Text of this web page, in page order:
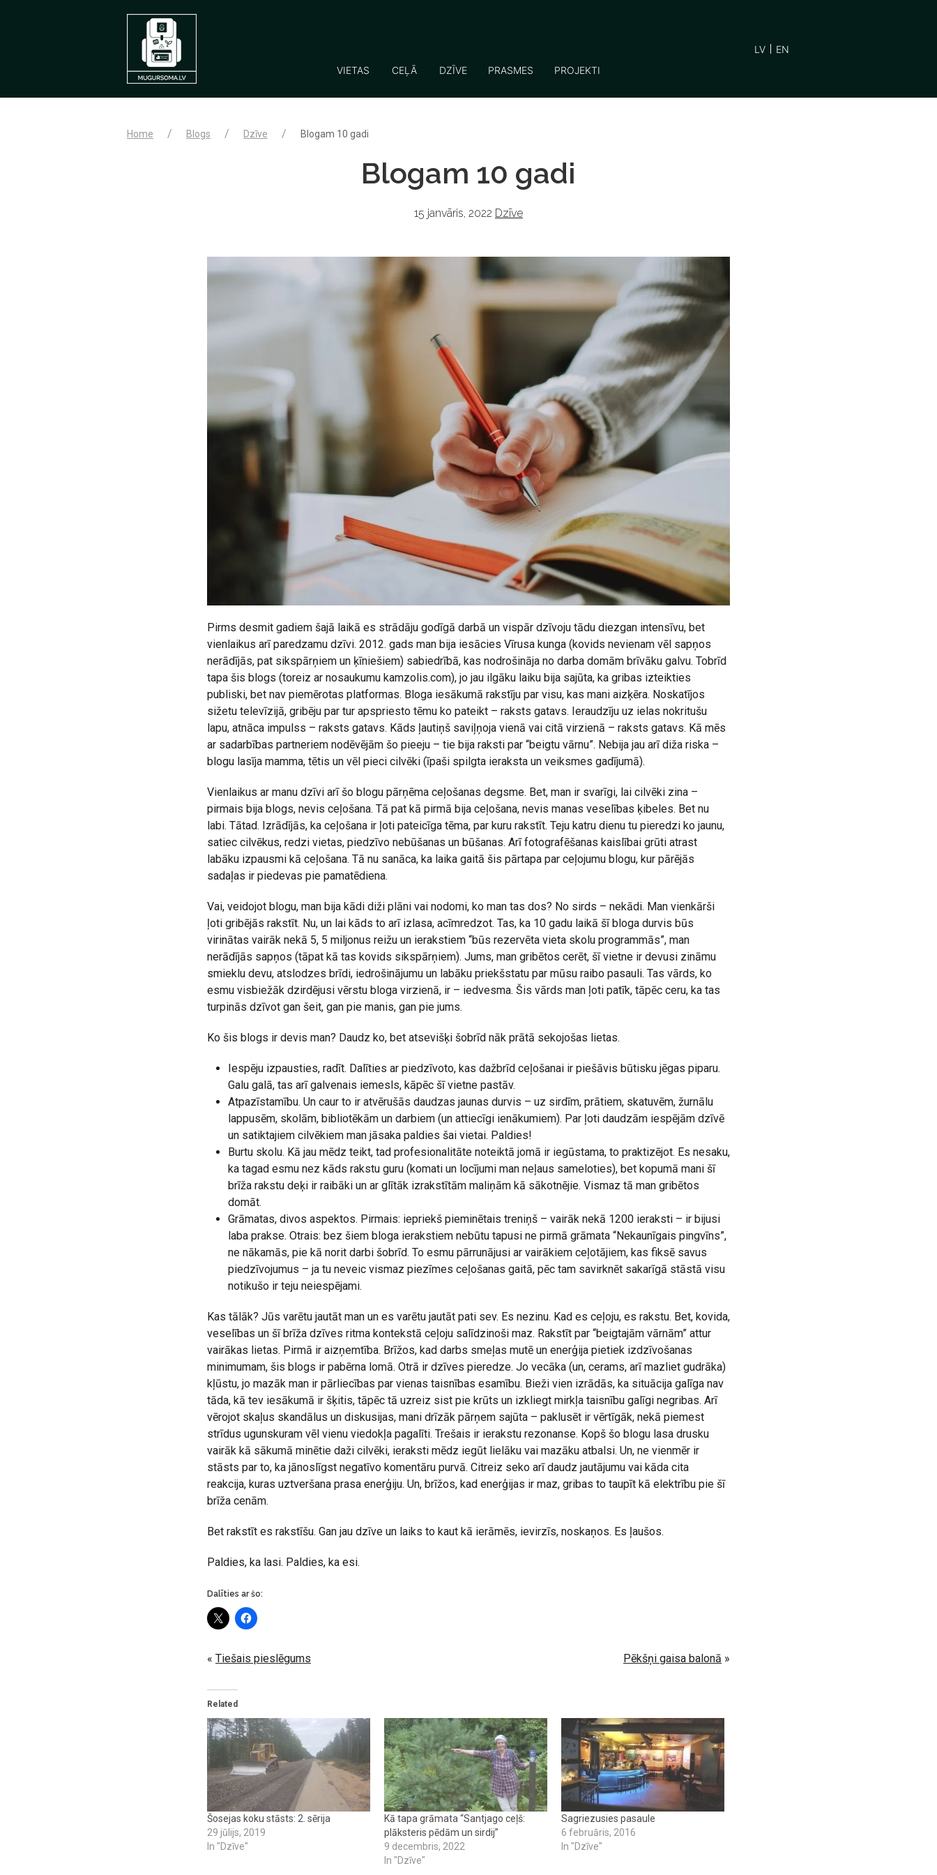
VIETAS CEĻĀ DZĪVE PRASMES PROJEKTI
LV EN
Home Blogs Dzīve Blogam 10 gadi
Blogam 10 gadi
15 janvāris, 2022 Dzīve
Pirms desmit gadiem šajā laikā es strādāju godīgā darbā un vispār dzīvoju tādu diezgan intensīvu, bet
vienlaikus arī paredzamu dzīvi. 2012. gads man bija iesācies Vīrusa kunga (kovids nevienam vēl sapņos
nerādījās, pat sikspārņiem un ķīniešiem) sabiedrībā, kas nodrošināja no darba domām brīvāku galvu. Tobrīd
tapa šis blogs (toreiz ar nosaukumu kamzolis.com), jo jau ilgāku laiku bija sajūta, ka gribas izteikties
publiski, bet nav piemērotas platformas. Bloga iesākumā rakstīju par visu, kas mani aizķēra. Noskatījos
sižetu televīzijā, gribēju par tur apspriesto tēmu ko pateikt – raksts gatavs. Ieraudzīju uz ielas nokritušu
lapu, atnāca impulss – raksts gatavs. Kāds ļautiņš saviļņoja vienā vai citā virzienā – raksts gatavs. Kā mēs
ar sadarbības partneriem nodēvējām šo pieeju – tie bija raksti par “beigtu vārnu”. Nebija jau arī diža riska –
blogu lasīja mamma, tētis un vēl pieci cilvēki (īpaši spilgta ieraksta un veiksmes gadījumā).
Vienlaikus ar manu dzīvi arī šo blogu pārņēma ceļošanas degsme. Bet, man ir svarīgi, lai cilvēki zina –
pirmais bija blogs, nevis ceļošana. Tā pat kā pirmā bija ceļošana, nevis manas veselības ķibeles. Bet nu
labi. Tātad. Izrādījās, ka ceļošana ir ļoti pateicīga tēma, par kuru rakstīt. Teju katru dienu tu pieredzi ko jaunu,
satiec cilvēkus, redzi vietas, piedzīvo nebūšanas un būšanas. Arī fotografēšanas kaislībai grūti atrast
labāku izpausmi kā ceļošana. Tā nu sanāca, ka laika gaitā šis pārtapa par ceļojumu blogu, kur pārējās
sadaļas ir piedevas pie pamatēdiena.
Vai, veidojot blogu, man bija kādi diži plāni vai nodomi, ko man tas dos? No sirds – nekādi. Man vienkārši
ļoti gribējās rakstīt. Nu, un lai kāds to arī izlasa, acīmredzot. Tas, ka 10 gadu laikā šī bloga durvis būs
virinātas vairāk nekā 5, 5 miljonus reižu un ierakstiem “būs rezervēta vieta skolu programmās”, man
nerādījās sapņos (tāpat kā tas kovids sikspārņiem). Jums, man gribētos cerēt, šī vietne ir devusi zināmu
smieklu devu, atslodzes brīdi, iedrošinājumu un labāku priekšstatu par mūsu raibo pasauli. Tas vārds, ko
esmu visbiežāk dzirdējusi vērstu bloga virzienā, ir – iedvesma. Šis vārds man ļoti patīk, tāpēc ceru, ka tas
turpinās dzīvot gan šeit, gan pie manis, gan pie jums.
Ko šis blogs ir devis man? Daudz ko, bet atsevišķi šobrīd nāk prātā sekojošas lietas.
Iespēju izpausties, radīt. Dalīties ar piedzīvoto, kas dažbrīd ceļošanai ir piešāvis būtisku jēgas piparu.
Galu galā, tas arī galvenais iemesls, kāpēc šī vietne pastāv.
Atpazīstamību. Un caur to ir atvērušās daudzas jaunas durvis – uz sirdīm, prātiem, skatuvēm, žurnālu
lappusēm, skolām, bibliotēkām un darbiem (un attiecīgi ienākumiem). Par ļoti daudzām iespējām dzīvē
un satiktajiem cilvēkiem man jāsaka paldies šai vietai. Paldies!
Burtu skolu. Kā jau mēdz teikt, tad profesionalitāte noteiktā jomā ir iegūstama, to praktizējot. Es nesaku,
ka tagad esmu nez kāds rakstu guru (komati un locījumi man neļaus sameloties), bet kopumā mani šī
brīža rakstu deķi ir raibāki un ar glītāk izrakstītām maliņām kā sākotnējie. Vismaz tā man gribētos
domāt.
Grāmatas, divos aspektos. Pirmais: iepriekš pieminētais treniņš – vairāk nekā 1200 ieraksti – ir bijusi
laba prakse. Otrais: bez šiem bloga ierakstiem nebūtu tapusi ne pirmā grāmata “Nekaunīgais pingvīns”,
ne nākamās, pie kā norit darbi šobrīd. To esmu pārrunājusi ar vairākiem ceļotājiem, kas fiksē savus
piedzīvojumus – ja tu neveic vismaz piezīmes ceļošanas gaitā, pēc tam savirknēt sakarīgā stāstā visu
notikušo ir teju neiespējami.
Kas tālāk? Jūs varētu jautāt man un es varētu jautāt pati sev. Es nezinu. Kad es ceļoju, es rakstu. Bet, kovida,
veselības un šī brīža dzīves ritma kontekstā ceļoju salīdzinoši maz. Rakstīt par “beigtajām vārnām” attur
vairākas lietas. Pirmā ir aizņemtība. Brīžos, kad darbs smeļas mutē un enerģija pietiek izdzīvošanas
minimumam, šis blogs ir pabērna lomā. Otrā ir dzīves pieredze. Jo vecāka (un, cerams, arī mazliet gudrāka)
kļūstu, jo mazāk man ir pārliecības par vienas taisnības esamību. Bieži vien izrādās, ka situācija galīga nav
tāda, kā tev iesākumā ir šķitis, tāpēc tā uzreiz sist pie krūts un izkliegt mirkļa taisnību galīgi negribas. Arī
vērojot skaļus skandālus un diskusijas, mani drīzāk pārņem sajūta – paklusēt ir vērtīgāk, nekā piemest
strīdus ugunskuram vēl vienu viedokļa pagalīti. Trešais ir ierakstu rezonanse. Kopš šo blogu lasa drusku
vairāk kā sākumā minētie daži cilvēki, ieraksti mēdz iegūt lielāku vai mazāku atbalsi. Un, ne vienmēr ir
stāsts par to, ka jānoslīgst negatīvo komentāru purvā. Citreiz seko arī daudz jautājumu vai kāda cita
reakcija, kuras uztveršana prasa enerģiju. Un, brīžos, kad enerģijas ir maz, gribas to taupīt kā elektrību pie šī
brīža cenām.
Bet rakstīt es rakstīšu. Gan jau dzīve un laiks to kaut kā ierāmēs, ievirzīs, noskaņos. Es ļaušos.
Paldies, ka lasi. Paldies, ka esi.
Dalīties ar šo:
« Tiešais pieslēgums Pēkšņi gaisa balonā »
Related
Šosejas koku stāsts: 2. sērija
29 jūlijs, 2019
In "Dzīve"
Kā tapa grāmata “Santjago ceļš:
plāksteris pēdām un sirdij”
9 decembris, 2022
In "Dzīve"
Sagriezusies pasaule
6 februāris, 2016
In "Dzīve"